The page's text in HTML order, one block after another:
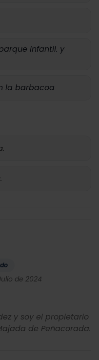
infantil. y
la barbacoa
de 2024
y soy el propietario
de Peñacorada.